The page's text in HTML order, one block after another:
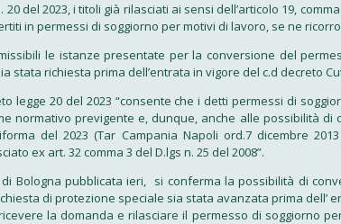
20 del 2023, i titoli già rilasciati ai sensi dell’articolo 19,
in permessi di soggiorno per motivi di lavoro, se ne
le istanze presentate per la conversione del
stata richiesta prima dell’entrata in vigore del c.d decreto
legge 20 del 2023 “consente che i detti permessi di
normativo previgente e, dunque, anche alle possibilità di
del 2023 (Tar Campania Napoli ord.7 dicembre
ex art. 32 comma 3 del D.lgs n. 25 del 2008”.
Bologna pubblicata ieri, si conferma la possibilità di
di protezione speciale sia stata avanzata prima dell’
la domanda e rilasciare il permesso di soggiorno